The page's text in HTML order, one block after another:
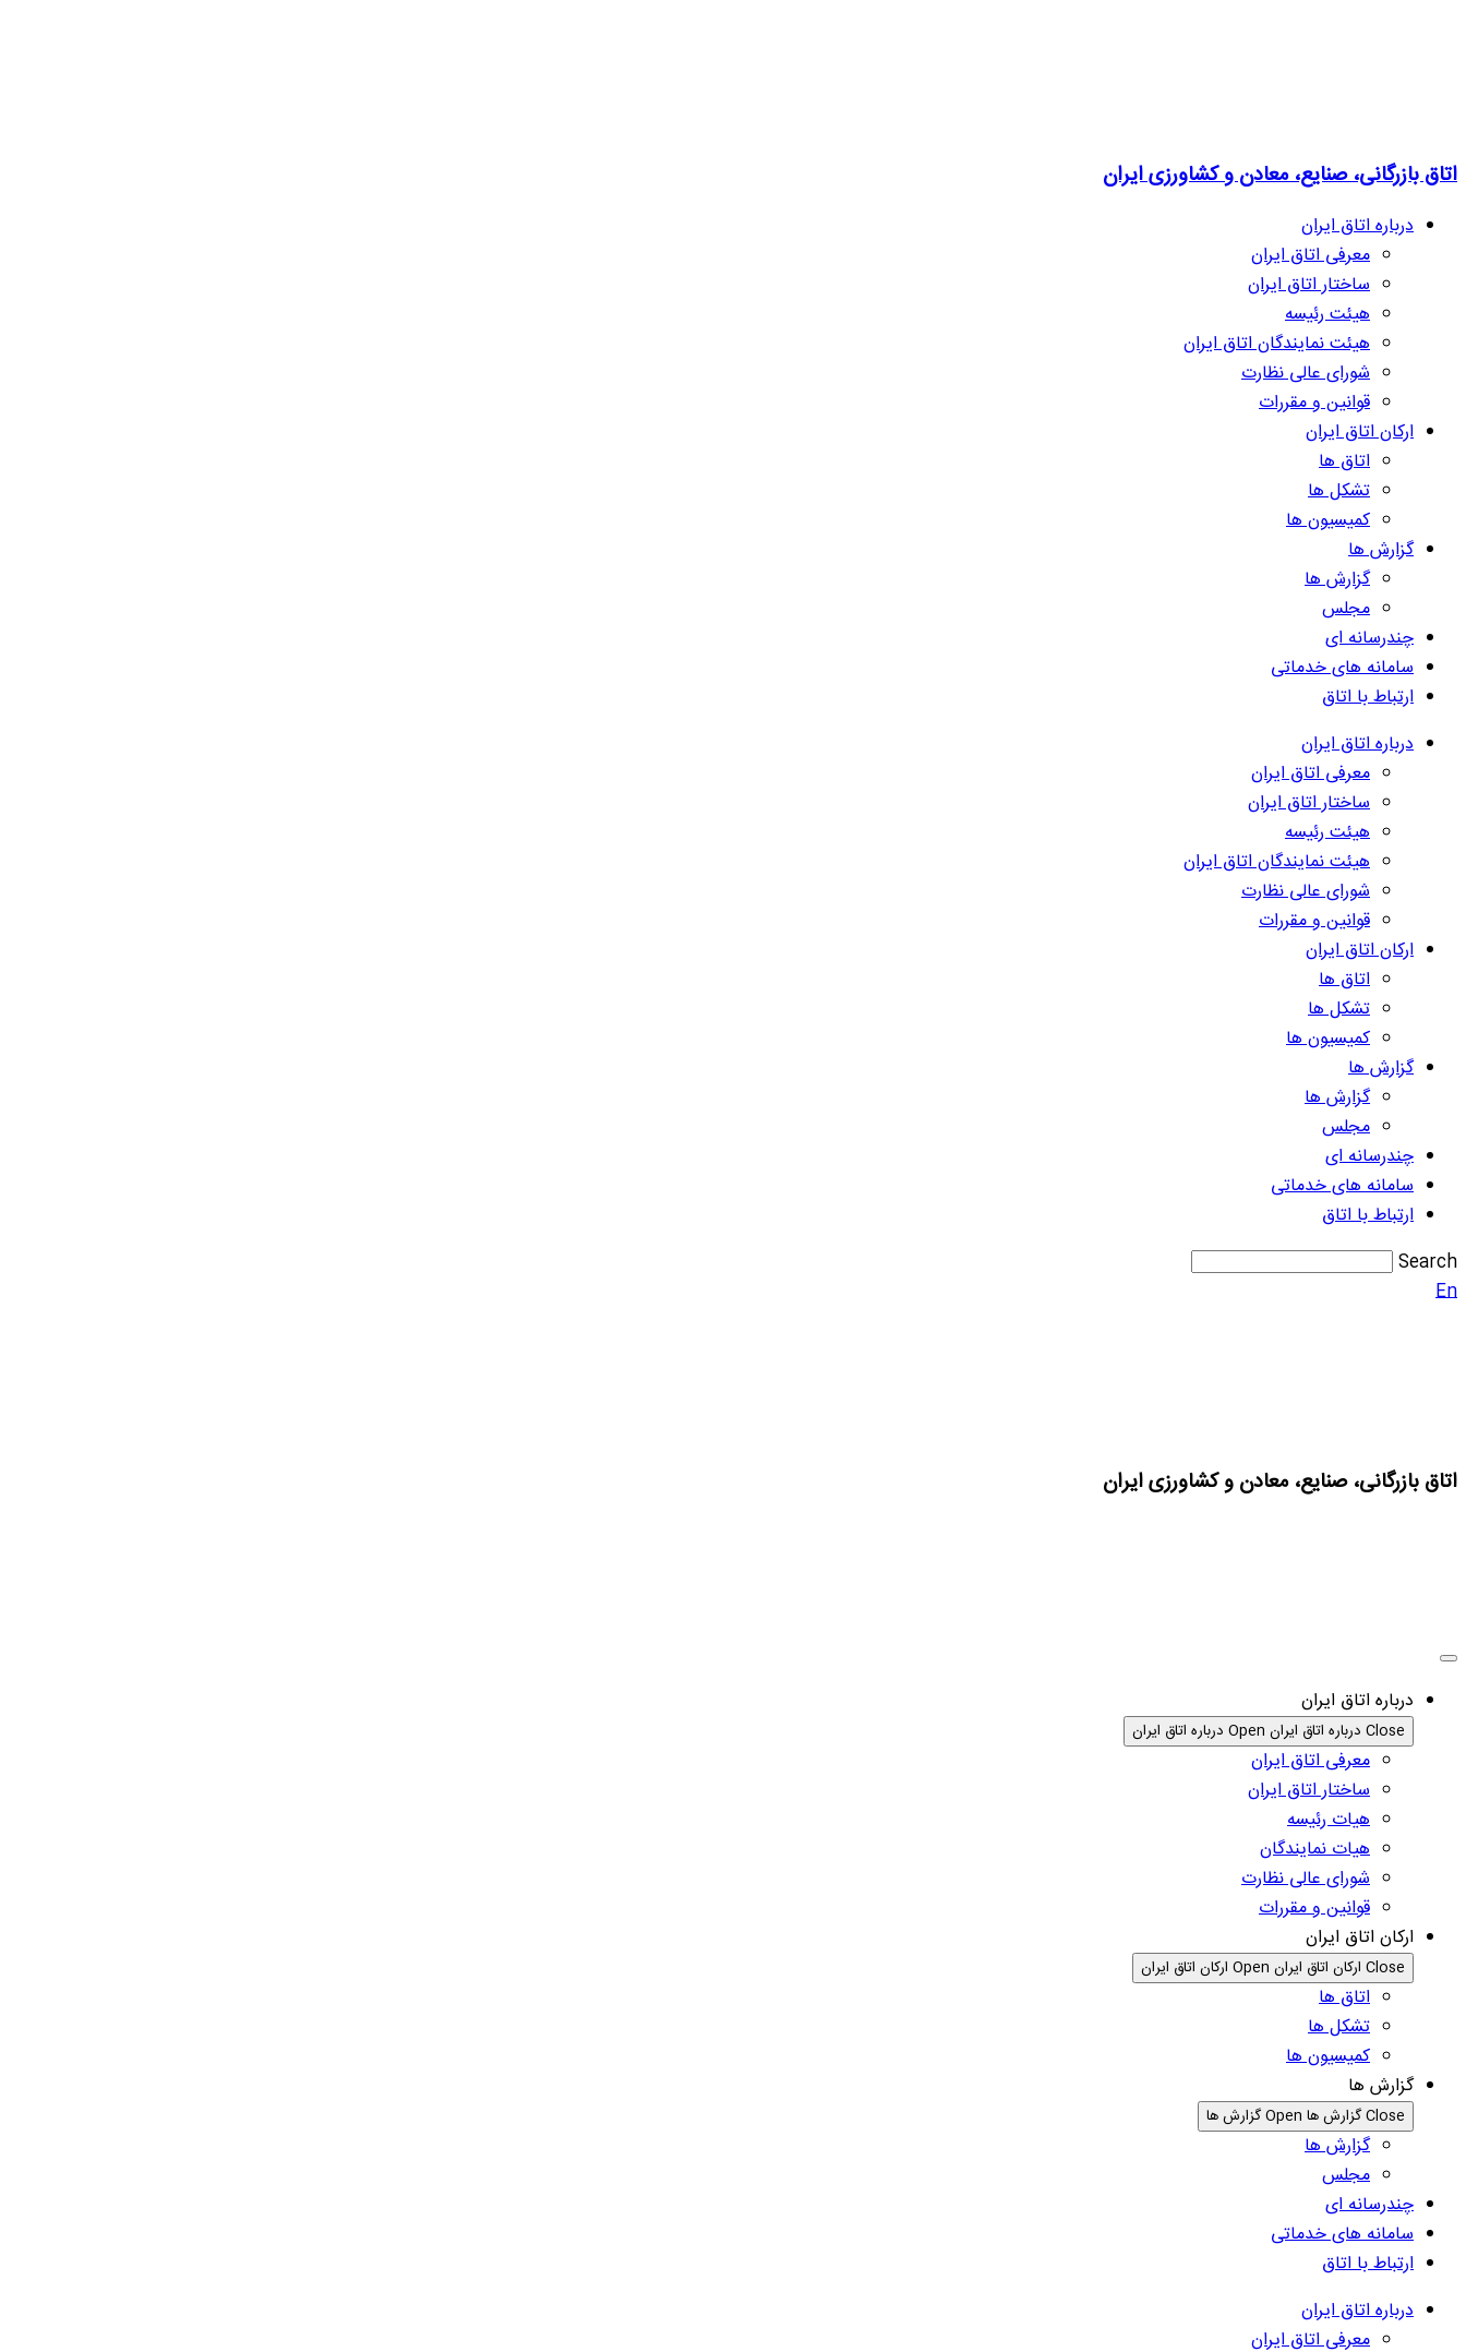
اتاق بازرگانی، صنایع، معادن و کشاورزی ایران
درباره اتاق ایران
معرفی اتاق ایران
ساختار اتاق ایران
هیئت رئیسه
هیئت نمایندگان اتاق ایران
شورای عالی نظارت
قوانین و مقررات
ارکان اتاق ایران
اتاق ها
تشکل ها
کمیسیون ها
گزارش ها
گزارش ها
مجلس
چندرسانه ای
سامانه های خدماتی
ارتباط با اتاق
درباره اتاق ایران
معرفی اتاق ایران
ساختار اتاق ایران
هیئت رئیسه
هیئت نمایندگان اتاق ایران
شورای عالی نظارت
قوانین و مقررات
ارکان اتاق ایران
اتاق ها
تشکل ها
کمیسیون ها
گزارش ها
گزارش ها
مجلس
چندرسانه ای
سامانه های خدماتی
ارتباط با اتاق
Search
En
اتاق بازرگانی، صنایع، معادن و کشاورزی ایران
درباره اتاق ایران
Close درباره اتاق ایران Open درباره اتاق ایران
معرفی اتاق ایران
ساختار اتاق ایران
هیات رئیسه
هیات نمایندگان
شورای عالی نظارت
قوانین و مقررات
ارکان اتاق ایران
Close ارکان اتاق ایران Open ارکان اتاق ایران
اتاق ها
تشکل ها
کمیسیون ها
گزارش ها
Close گزارش ها Open گزارش ها
گزارش ها
مجلس
چندرسانه ای
سامانه های خدماتی
ارتباط با اتاق
درباره اتاق ایران
معرفی اتاق ایران